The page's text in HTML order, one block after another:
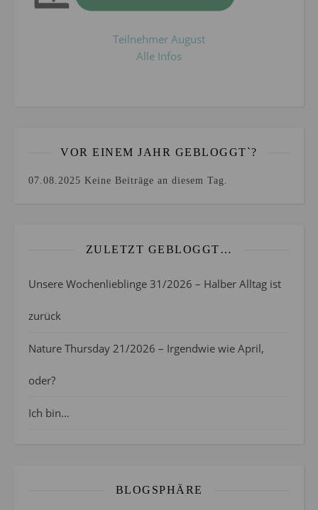
Teilnehmer August
Alle Infos
VOR EINEM JAHR GEBLOGGT`?
07.08.2025 Keine Beiträge an diesem Tag.
ZULETZT GEBLOGGT…
Unsere Wochenlieblinge 31/2026 – Halber Alltag ist
zurück
Nature Thursday 21/2026 – Irgendwie wie April,
oder?
Ich bin…
BLOGSPHÄRE